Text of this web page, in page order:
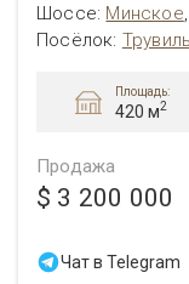
Шоссе: Минское,
Посёлок: Трувиль
Площадь:
420 м2
Продажа
$ 3 200 000
Чат в Telegram